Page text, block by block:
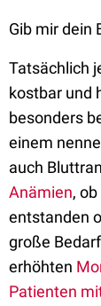
Gib mir dein
Tatsächlich
kostbar und
besonders
einem
auch
Anämien,
entstanden
große
erhöhten
Patienten